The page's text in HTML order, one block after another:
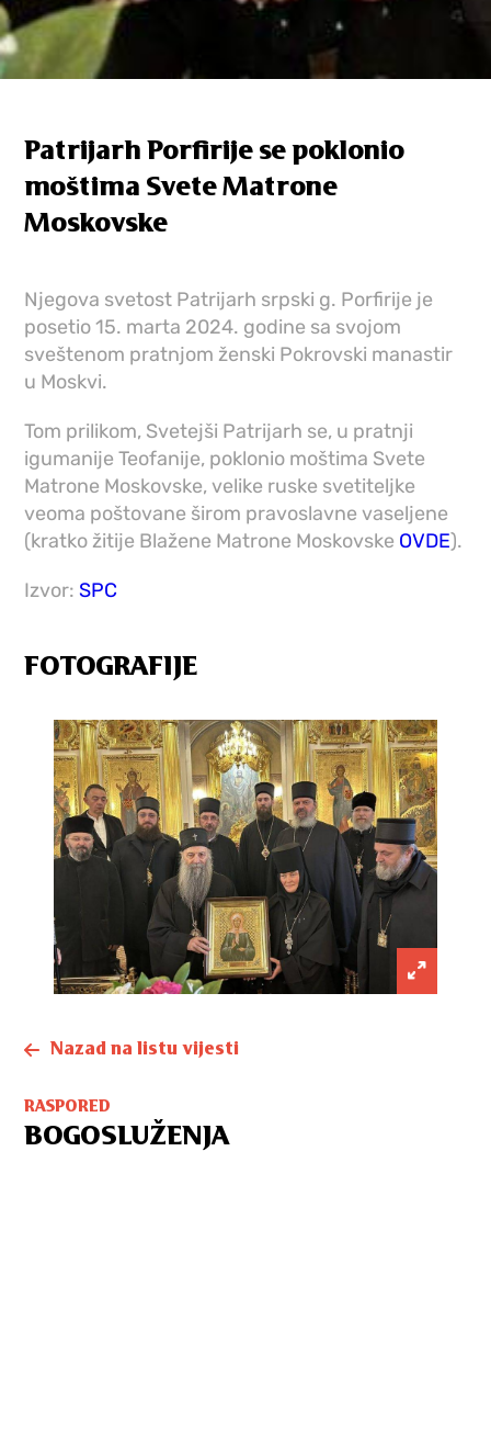
Patrijarh Porfirije se poklonio
moštima Svete Matrone
Moskovske
Njegova svetost Patrijarh srpski g. Porfirije je
posetio 15. marta 2024. godine sa svojom
sveštenom pratnjom ženski Pokrovski manastir
u Moskvi.
Tom prilikom, Svetejši Patrijarh se, u pratnji
igumanije Teofanije, poklonio moštima Svete
Matrone Moskovske, velike ruske svetiteljke
veoma poštovane širom pravoslavne vaseljene
(kratko žitije Blažene Matrone Moskovske OVDE).
Izvor:SPC
FOTOGRAFIJE
Nazad na listu vijesti
RASPORED
BOGOSLUŽENJA